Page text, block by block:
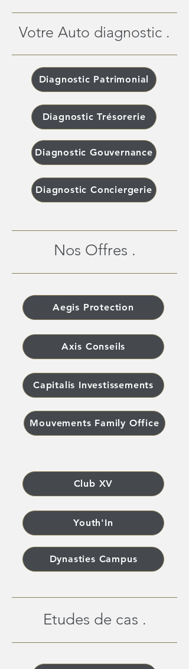
patrimoines complexes
Votre Auto diagnostic .
Diagnostic Patrimonial
Diagnostic Trésorerie
Diagnostic Gouvernance
Diagnostic Conciergerie
Nos Offres .
Aegis Protection
Axis Conseils
Capitalis Investissements
Mouvements Family Office
Club XV
Youth'In
Dynasties Campus
Etudes de cas .